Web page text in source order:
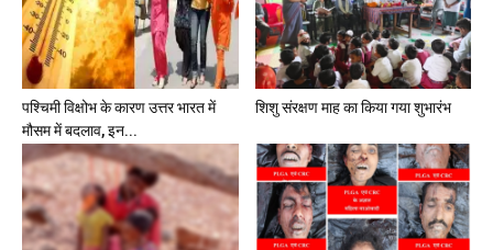
पश्चिमी विक्षोभ के कारण उत्तर भारत में
मौसम में बदलाव, इन...
शिशु संरक्षण माह का किया गया शुभारंभ